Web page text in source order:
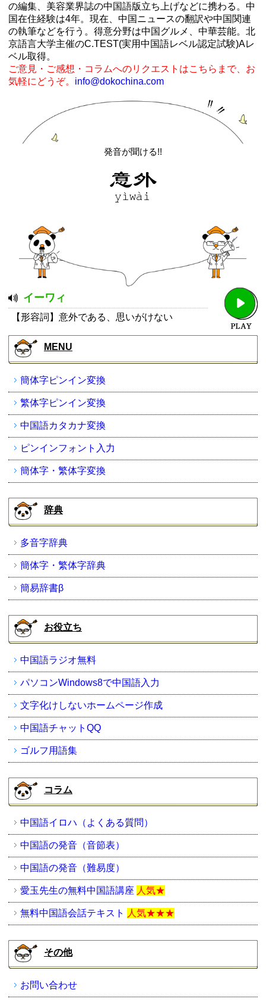
の編集、美容業界誌の中国語版立ち上げなどに携わる。中
国在住経験は4年。現在、中国ニュースの翻訳や中国関連
の執筆などを行う。得意分野は中国グルメ、中華芸能。北
京語言大学主催のC.TEST(実用中国語レベル認定試験)Aレ
ベル取得。
ご意見・ご感想・コラムへのリクエストはこちらまで、お
気軽にどうぞ。 info@dokochina.com
発音が聞ける!!
イーワィ
【形容詞】意外である、思いがけない
MENU
簡体字ピンイン変換
繁体字ピンイン変換
中国語カタカナ変換
ピンインフォント入力
簡体字・繁体字変換
辞典
多音字辞典
簡体字・繁体字辞典
簡易辞書β
お役立ち
中国語ラジオ無料
パソコンWindows8で中国語入力
文字化けしないホームページ作成
中国語チャットQQ
ゴルフ用語集
コラム
中国語イロハ（よくある質問）
中国語の発音（音節表）
中国語の発音（難易度）
愛玉先生の無料中国語講座 人気★
無料中国語会話テキスト 人気★★★
その他
お問い合わせ